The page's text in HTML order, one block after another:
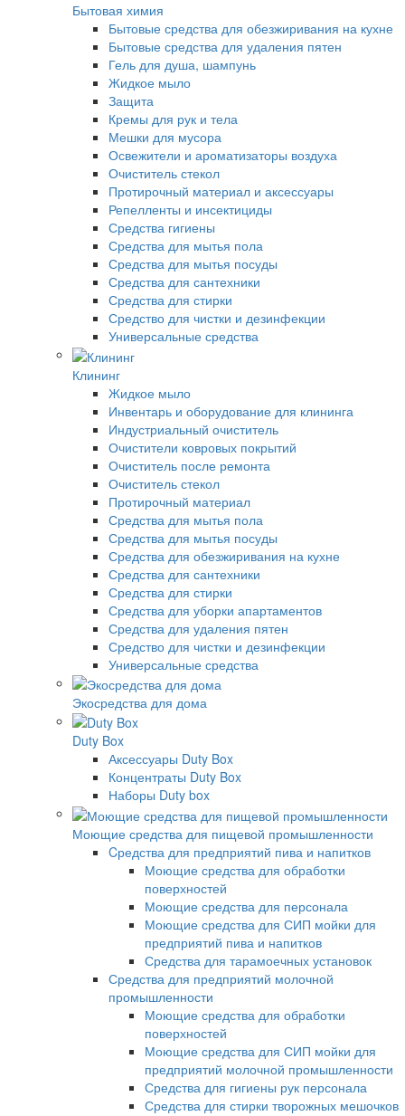
Бытовая химия
Бытовые средства для обезжиривания на кухне
Бытовые средства для удаления пятен
Гель для душа, шампунь
Жидкое мыло
Защита
Кремы для рук и тела
Мешки для мусора
Освежители и ароматизаторы воздуха
Очиститель стекол
Протирочный материал и аксессуары
Репелленты и инсектициды
Средства гигиены
Средства для мытья пола
Средства для мытья посуды
Средства для сантехники
Средства для стирки
Средство для чистки и дезинфекции
Универсальные средства
Клининг
Жидкое мыло
Инвентарь и оборудование для клининга
Индустриальный очиститель
Очистители ковровых покрытий
Очиститель после ремонта
Очиститель стекол
Протирочный материал
Средства для мытья пола
Средства для мытья посуды
Средства для обезжиривания на кухне
Средства для сантехники
Средства для стирки
Средства для уборки апартаментов
Средства для удаления пятен
Средство для чистки и дезинфекции
Универсальные средства
Экосредства для дома
Duty Box
Аксессуары Duty Box
Концентраты Duty Box
Наборы Duty box
Моющие средства для пищевой промышленности
Cредства для предприятий пива и напитков
Моющие средства для обработки
поверхностей
Моющие средства для персонала
Моющие средства для СИП мойки для
предприятий пива и напитков
Средства для тарамоечных установок
Средства для предприятий молочной
промышленности
Моющие средства для обработки
поверхностей
Моющие средства для СИП мойки для
предприятий молочной промышленности
Средства для гигиены рук персонала
Средства для стирки творожных мешочков